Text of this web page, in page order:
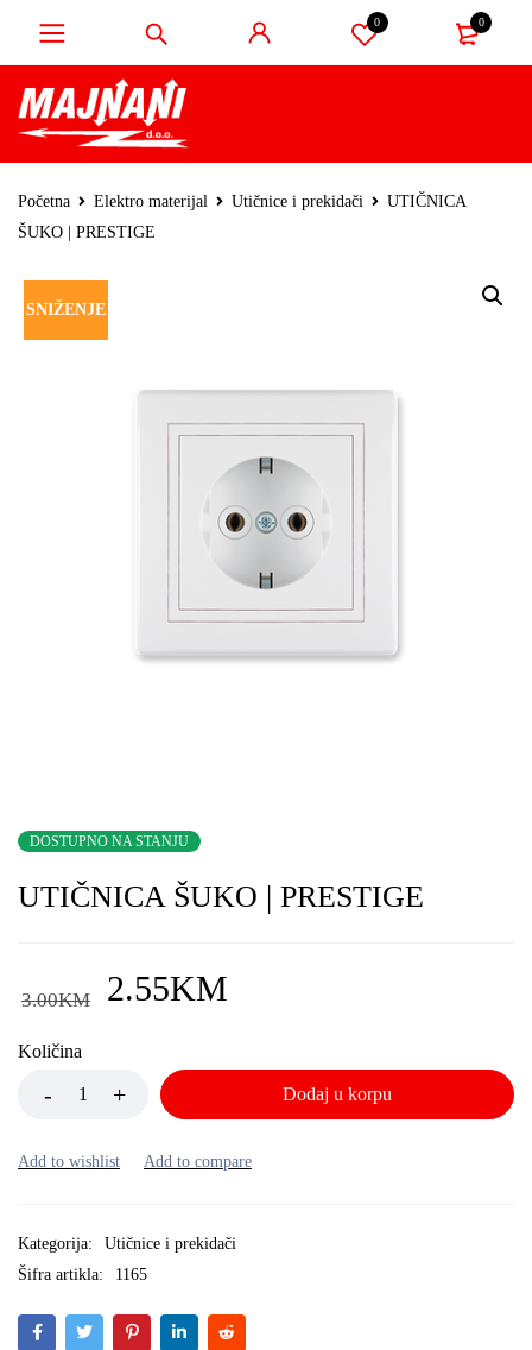
0 0
Početna Elektro materijal Utičnice i prekidači
UTIČNICA
ŠUKO | PRESTIGE
SNIŽENJE
DOSTUPNO NA STANJU
UTIČNICA ŠUKO | PRESTIGE
3.00KM 2.55KM
Količina
Dodaj u korpu
Kategorija:
Utičnice i prekidači
Šifra artikla:
1165